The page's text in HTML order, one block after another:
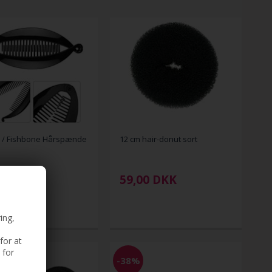
at
for
/ Fishbone Hårspænde
12 cm hair-donut sort
59,00 DKK
-38%